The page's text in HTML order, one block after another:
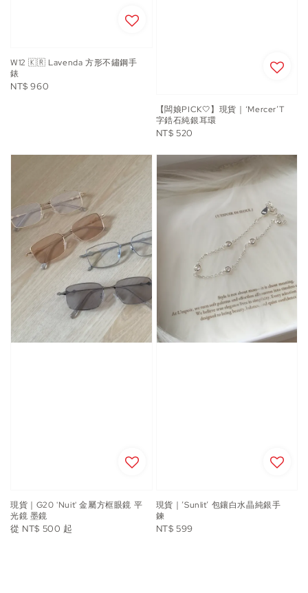
W12 🇰🇷 Lavenda 方形不鏽鋼手
錶
Regular
NT$ 960
【闆娘PICK🤍】現貨｜‘Mercer’T
字鋯石純銀耳環
Regular
NT$ 520
現貨｜G20 'Nuit' 金屬方框眼鏡 平
光鏡 墨鏡
Regular
從 NT$ 500 起
現貨｜’Sunlit’ 包鑲白水晶純銀手
鍊
Regular
NT$ 599